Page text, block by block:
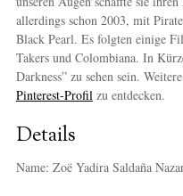
allerdings schon 2003, mit
Black Pearl. Es folgten einige
Takers und Colombiana. In
Darkness” zu sehen sein.
Pinterest-Profil zu entdecken.
Details
Name: Zoë Yadira Saldaña